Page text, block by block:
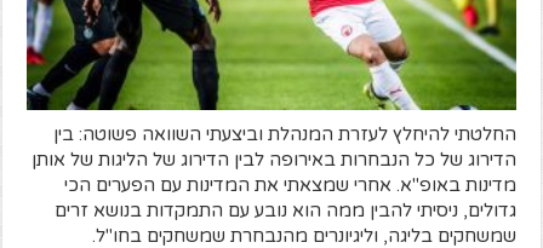
החלטתי להיחלץ לעזרת המנהלת וביצעתי השוואה פשוטה: בין
הדירוג של כל הנבחרות באירופה לבין הדירוג של הליגות של אותן
מדינות באופ"א. אחרי שמצאתי את המדינות עם הפערים הכי
גדולים, ניסיתי להבין ממה הוא נובע עם התמקדות בנושא זרים
שמשחקים בליגה, וליגיונרים מהנבחרת שמשחקים בחו"ל.